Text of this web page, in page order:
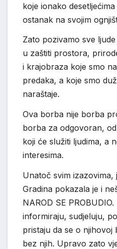
koje ionako
ostanak na svojim
Zato pozivamo sve
u zaštiti prostora,
i krajobraza koje smo
predaka, a koje smo
naraštaje.
Ova borba nije borba
borba za odgovoran,
koji će služiti ljudima, a
interesima.
Unatoč svim izazovima,
Gradina pokazala je i
NAROD SE
informiraju, sudjeluju,
pristaju da se o njihovoj
bez njih. Upravo zato